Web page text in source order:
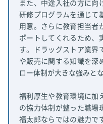
また、中途入社の方に向
研修プログラムを通じて
用意。さらに教育担当者
ポートしてくれるため、
す。ドラッグストア業界
や販売に関する知識を深
ロー体制が大きな強みと
福利厚生や教育環境に加
の協力体制が整った職場
福太郎ならではの魅力で